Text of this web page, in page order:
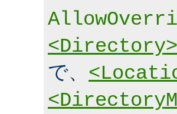
<Directory>
で、